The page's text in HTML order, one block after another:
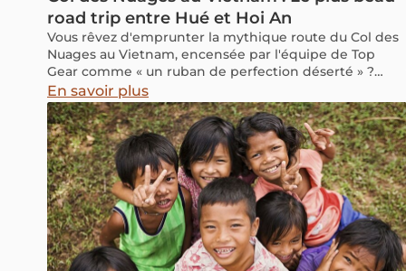
road trip entre Hué et Hoi An
Vous rêvez d'emprunter la mythique route du Col des
Nuages au Vietnam, encensée par l'équipe de Top
Gear comme « un ruban de perfection déserté » ?
Pourtant, entre la gestion de vos bagages, le choix du
transport et les pièges à éviter, relier Hué à Hoi An par
ce col peut vite devenir un casse-tête.
En savoir plus